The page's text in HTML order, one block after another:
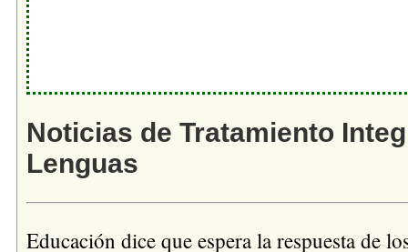
Noticias de Tratamiento
Lenguas
Educación dice que espera la respuesta de